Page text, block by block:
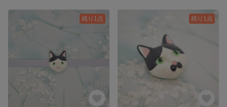
残り1点 残り1点